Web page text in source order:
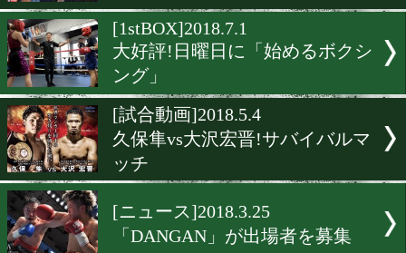
10月19日に東西の新鋭が激
[有料試合動画]2019.9.9
日本ユーストーナメント!
ム級
[有料試合動画]2019.5.9
真実!